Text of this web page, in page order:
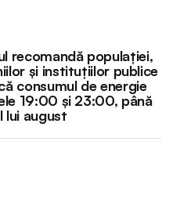
recomandă populației,
și instituțiilor publice
consumul de energie
19:00 și 23:00, până
lui august